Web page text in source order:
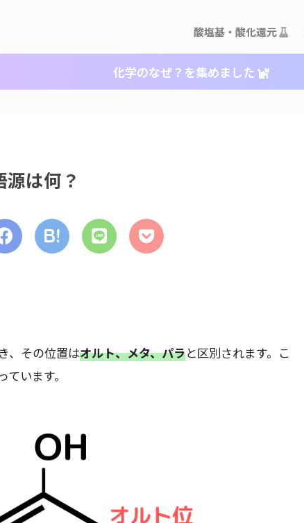
酸塩基・酸化還元
化学のなぜ？を集めました
は何？
、その位置はオルト、メタ、パラと区別されます。こ
います。